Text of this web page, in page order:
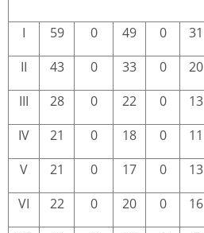
I 59 0 49 0 31
II
43 0 33 0 20
III
28 0 22 0 13
IV
21 0 18 0 11
V
21 0 17 0 13
VI
22 0 20 0 16